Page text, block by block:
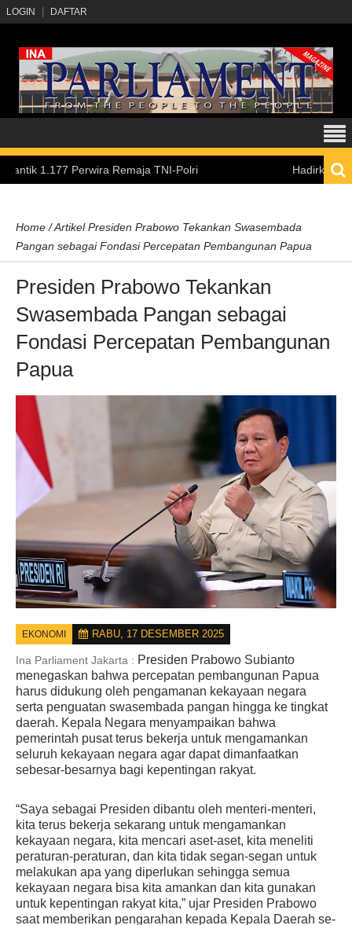
LOGIN DAFTAR
Perwira Remaja TNI-Polri Hadirkan
Home /Artikel Presiden Prabowo Tekankan Swasembada
Pangan sebagai Fondasi Percepatan Pembangunan Papua
Presiden Prabowo Tekankan
Swasembada Pangan sebagai
Fondasi Percepatan Pembangunan
Papua
EKONOMI RABU, 17 DESEMBER 2025
Ina Parliament Jakarta : Presiden Prabowo Subianto
menegaskan bahwa percepatan pembangunan Papua
harus didukung oleh pengamanan kekayaan negara
serta penguatan swasembada pangan hingga ke tingkat
daerah. Kepala Negara menyampaikan bahwa
pemerintah pusat terus bekerja untuk mengamankan
seluruh kekayaan negara agar dapat dimanfaatkan
sebesar-besarnya bagi kepentingan rakyat.
“Saya sebagai Presiden dibantu oleh menteri-menteri,
kita terus bekerja sekarang untuk mengamankan
kekayaan negara, kita mencari aset-aset, kita meneliti
peraturan-peraturan, dan kita tidak segan-segan untuk
melakukan apa yang diperlukan sehingga semua
kekayaan negara bisa kita amankan dan kita gunakan
untuk kepentingan rakyat kita,” ujar Presiden Prabowo
saat memberikan pengarahan kepada Kepala Daerah se-